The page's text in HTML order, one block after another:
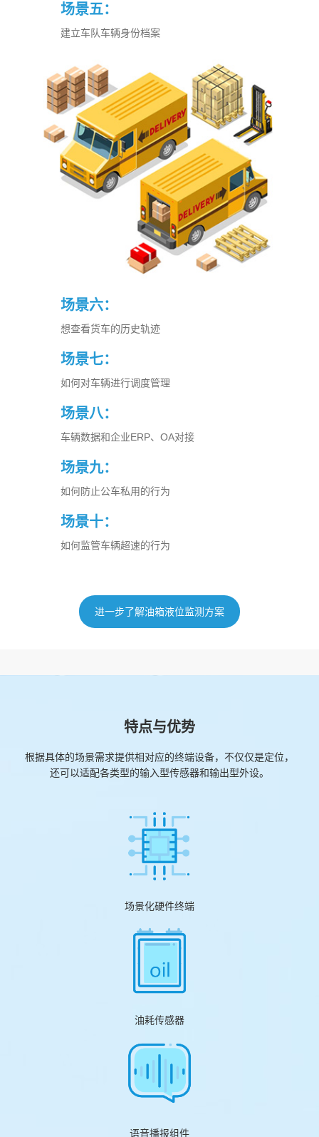
场景五：
建立车队车辆身份档案
场景六：
想查看货车的历史轨迹
场景七：
如何对车辆进行调度管理
场景八：
车辆数据和企业ERP、OA对接
场景九：
如何防止公车私用的行为
场景十：
如何监管车辆超速的行为
进一步了解油箱液位监测方案
特点与优势
根据具体的场景需求提供相对应的终端设备，不仅仅是定位，
还可以适配各类型的输入型传感器和输出型外设。
场景化硬件终端
油耗传感器
语音播报组件